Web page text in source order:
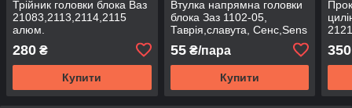
Трійник головки блока Ваз
21083,2113,2114,2115
алюм.
280 ₴
Купити
Втулка напрямна головки
блока Заз 1102-05,
Таврія,славута, Сенс,Sens
55₴/пара
Купити
БМЦ
350